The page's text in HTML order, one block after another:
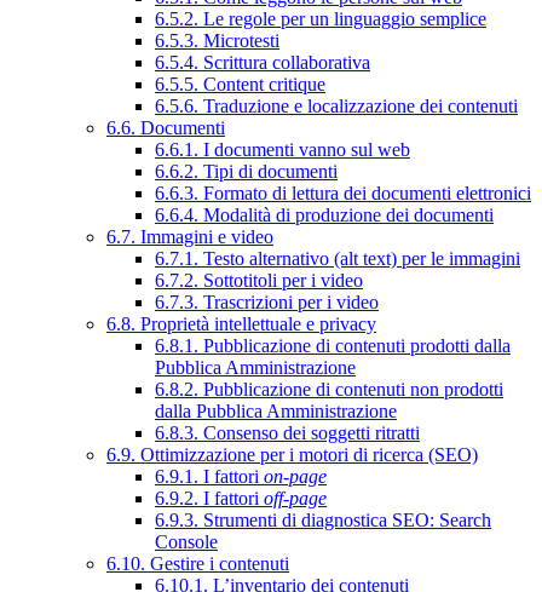
6.5.2. Le regole per un linguaggio semplice
6.5.3. Microtesti
6.5.4. Scrittura collaborativa
6.5.5. Content critique
6.5.6. Traduzione e localizzazione dei contenuti
6.6. Documenti
6.6.1. I documenti vanno sul web
6.6.2. Tipi di documenti
6.6.3. Formato di lettura dei documenti elettronici
6.6.4. Modalità di produzione dei documenti
6.7. Immagini e video
6.7.1. Testo alternativo (alt text) per le immagini
6.7.2. Sottotitoli per i video
6.7.3. Trascrizioni per i video
6.8. Proprietà intellettuale e privacy
6.8.1. Pubblicazione di contenuti prodotti dalla
Pubblica Amministrazione
6.8.2. Pubblicazione di contenuti non prodotti
dalla Pubblica Amministrazione
6.8.3. Consenso dei soggetti ritratti
6.9. Ottimizzazione per i motori di ricerca (SEO)
6.9.1. I fattori on-page
6.9.2. I fattori off-page
6.9.3. Strumenti di diagnostica SEO: Search
Console
6.10. Gestire i contenuti
6.10.1. L’inventario dei contenuti